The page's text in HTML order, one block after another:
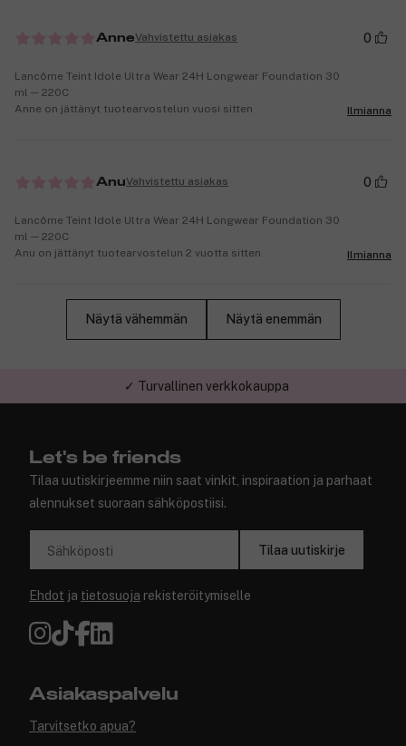
AnneVahvistettu asiakas 0
Lancôme Teint Idole Ultra Wear 24H Longwear Foundation 30
ml ─ 220C
Anne on jättänyt tuotearvostelun vuosi sitten
Ilmianna
AnuVahvistettu asiakas 0
Lancôme Teint Idole Ultra Wear 24H Longwear Foundation 30
ml ─ 220C
Anu on jättänyt tuotearvostelun 2 vuotta sitten
Ilmianna
Näytä vähemmän Näytä enemmän
✓ Turvallinen verkkokauppa
Let's be friends
Tilaa uutiskirjeemme niin saat vinkit, inspiraation ja parhaat
alennukset suoraan sähköpostiisi.
Sähköposti Tilaa uutiskirje
Ehdot ja tietosuoja rekisteröitymiselle
Asiakaspalvelu
Tarvitsetko apua?